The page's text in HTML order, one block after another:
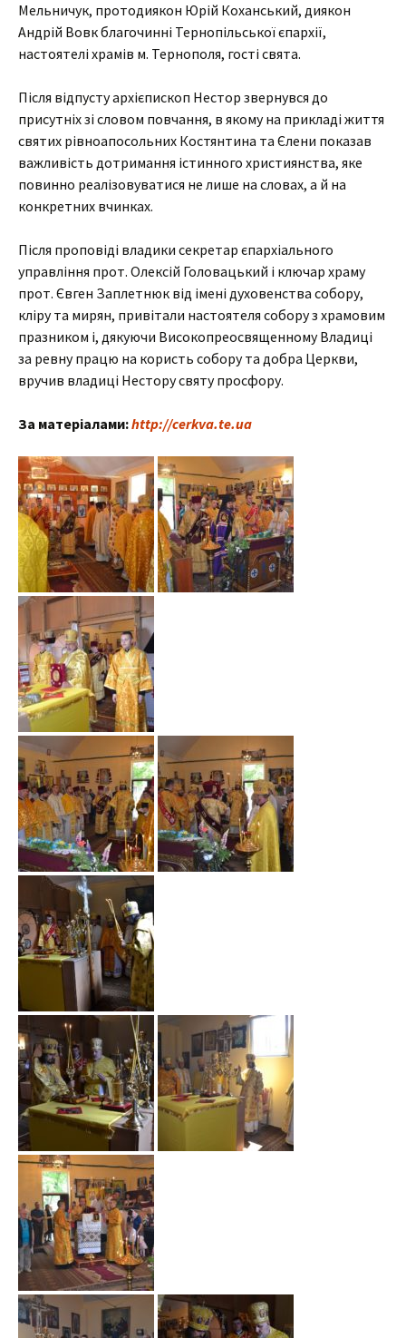
Мельничук, протодиякон Юрій Коханський, диякон
Андрій Вовк благочинні Тернопільської єпархії,
настоятелі храмів м. Тернополя, гості свята.
Після відпусту архієпископ Нестор звернувся до
присутніх зі словом повчання, в якому на прикладі життя
святих рівноапосольних Костянтина та Єлени показав
важливість дотримання істинного християнства, яке
повинно реалізовуватися не лише на словах, а й на
конкретних вчинках.
Після проповіді владики секретар єпархіального
управління прот. Олексій Головацький і ключар храму
прот. Євген Заплетнюк від імені духовенства собору,
кліру та мирян, привітали настоятеля собору з храмовим
празником і, дякуючи Високопреосвященному Владиці
за ревну працю на користь собору та добра Церкви,
вручив владиці Нестору святу просфору.
За матеріалами:http://cerkva.te.ua